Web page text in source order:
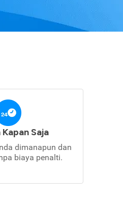
Saja
dimanapun dan
biaya penalti.